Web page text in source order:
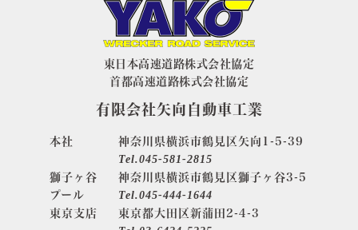
東日本高速道路株式会社協定
首都高速道路株式会社協定
有限会社矢向自動車工業
本社 神奈川県横浜市鶴見区矢向1-5-39
Tel.045-581-2815
獅子ヶ谷
プール
神奈川県横浜市鶴見区獅子ヶ谷3-5
Tel.045-444-1644
東京支店 東京都大田区新蒲田2-4-3